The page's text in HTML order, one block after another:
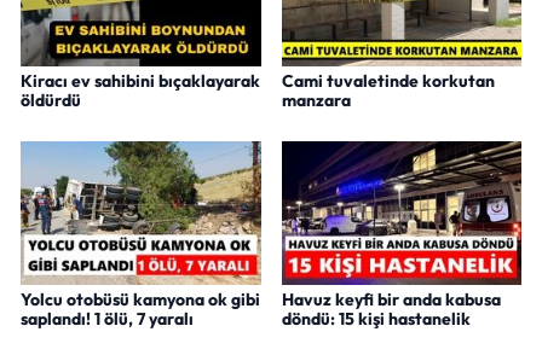
Kiracı ev sahibini bıçaklayarak
öldürdü
Cami tuvaletinde korkutan
manzara
Yolcu otobüsü kamyona ok gibi
saplandı! 1 ölü, 7 yaralı
Havuz keyfi bir anda kabusa
döndü: 15 kişi hastanelik